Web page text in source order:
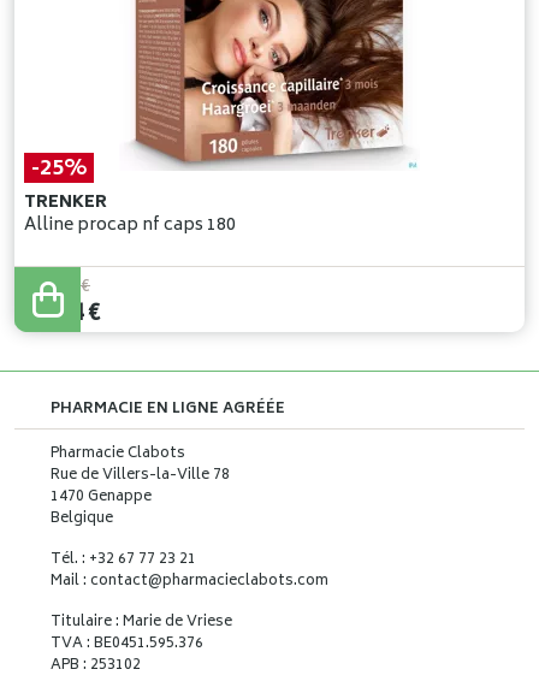
-25%
TRENKER
Alline procap nf caps 180
104,99 €
78,74€
PHARMACIE EN LIGNE AGRÉÉE
Pharmacie Clabots
Rue de Villers-la-Ville 78
1470 Genappe
Belgique
Tél. : +32 67 77 23 21
Mail : contact@pharmacieclabots.com
Titulaire : Marie de Vriese
TVA : BE0451.595.376
APB : 253102